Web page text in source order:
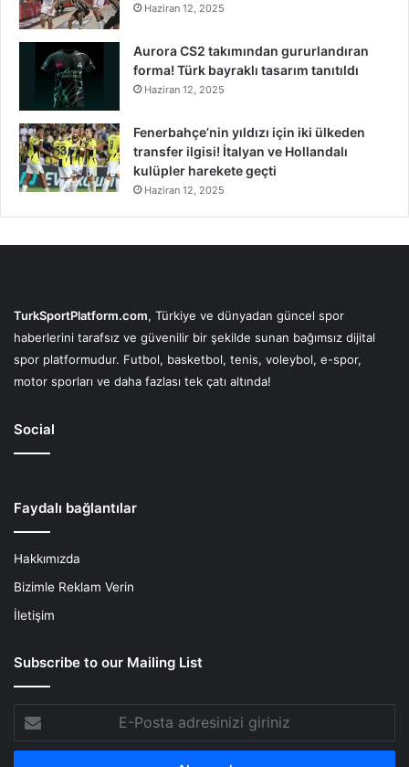
Haziran 12, 2025
Aurora CS2 takımından gururlandıran
forma! Türk bayraklı tasarım tanıtıldı
Haziran 12, 2025
Fenerbahçe’nin yıldızı için iki ülkeden
transfer ilgisi! İtalyan ve Hollandalı
kulüpler harekete geçti
Haziran 12, 2025
TurkSportPlatform.com, Türkiye ve dünyadan güncel spor
haberlerini tarafsız ve güvenilir bir şekilde sunan bağımsız dijital
spor platformudur. Futbol, basketbol, tenis, voleybol, e-spor,
motor sporları ve daha fazlası tek çatı altında!
Social
Faydalı bağlantılar
Hakkımızda
Bizimle Reklam Verin
İletişim
Subscribe to our Mailing List
Posta
adresinizi